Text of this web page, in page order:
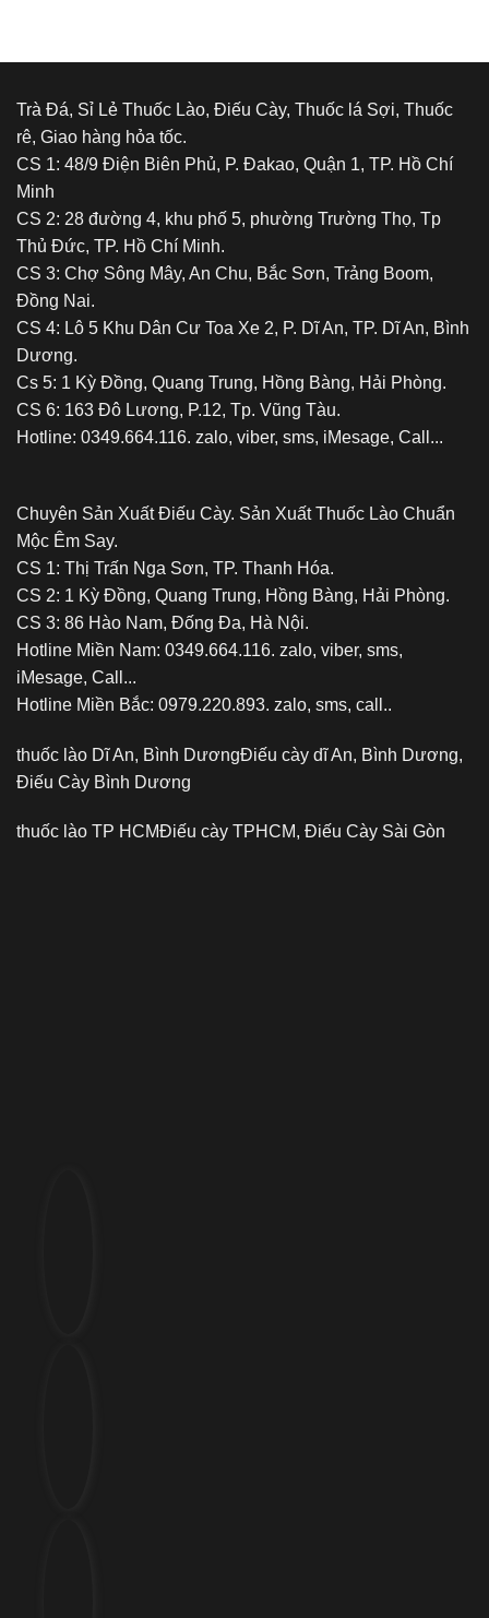
Trà Đá, Sỉ Lẻ Thuốc Lào, Điếu Cày, Thuốc lá Sợi, Thuốc
rê, Giao hàng hỏa tốc.
CS 1: 48/9 Điện Biên Phủ, P. Đakao, Quận 1, TP. Hồ Chí
Minh
CS 2: 28 đường 4, khu phố 5, phường Trường Thọ, Tp
Thủ Đức, TP. Hồ Chí Minh.
CS 3: Chợ Sông Mây, An Chu, Bắc Sơn, Trảng Boom,
Đồng Nai.
CS 4: Lô 5 Khu Dân Cư Toa Xe 2, P. Dĩ An, TP. Dĩ An, Bình
Dương.
Cs 5: 1 Kỳ Đồng, Quang Trung, Hồng Bàng, Hải Phòng.
CS 6: 163 Đô Lương, P.12, Tp. Vũng Tàu.
Hotline: 0349.664.116. zalo, viber, sms, iMesage, Call...
Chuyên Sản Xuất Điếu Cày. Sản Xuất Thuốc Lào Chuẩn
Mộc Êm Say.
CS 1: Thị Trấn Nga Sơn, TP. Thanh Hóa.
CS 2: 1 Kỳ Đồng, Quang Trung, Hồng Bàng, Hải Phòng.
CS 3: 86 Hào Nam, Đống Đa, Hà Nội.
Hotline Miền Nam: 0349.664.116. zalo, viber, sms,
iMesage, Call...
Hotline Miền Bắc: 0979.220.893. zalo, sms, call..
thuốc lào Dĩ An, Bình DươngĐiếu cày dĩ An, Bình Dương,
Điếu Cày Bình Dương
thuốc lào TP HCMĐiếu cày TPHCM, Điếu Cày Sài Gòn